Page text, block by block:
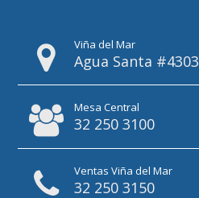
Viña del Mar
Agua Santa #4303
Mesa Central
32 250 3100
Ventas Viña del Mar
32 250 3150